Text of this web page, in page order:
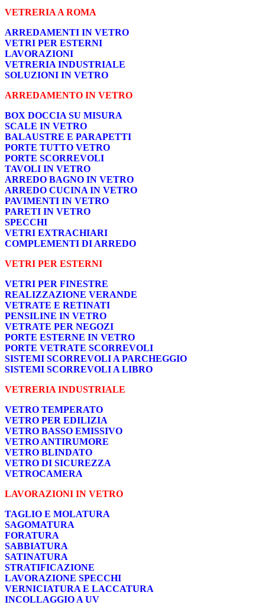
VETRERIA A ROMA
ARREDAMENTI IN VETRO
VETRI PER ESTERNI
LAVORAZIONI
VETRERIA INDUSTRIALE
SOLUZIONI IN VETRO
ARREDAMENTO IN VETRO
BOX DOCCIA SU MISURA
SCALE IN VETRO
BALAUSTRE E PARAPETTI
PORTE TUTTO VETRO
PORTE SCORREVOLI
TAVOLI IN VETRO
ARREDO BAGNO IN VETRO
ARREDO CUCINA IN VETRO
PAVIMENTI IN VETRO
PARETI IN VETRO
SPECCHI
VETRI EXTRACHIARI
COMPLEMENTI DI ARREDO
VETRI PER ESTERNI
VETRI PER FINESTRE
REALIZZAZIONE VERANDE
VETRATE E RETINATI
PENSILINE IN VETRO
VETRATE PER NEGOZI
PORTE ESTERNE IN VETRO
PORTE VETRATE SCORREVOLI
SISTEMI SCORREVOLI A PARCHEGGIO
SISTEMI SCORREVOLI A LIBRO
VETRERIA INDUSTRIALE
VETRO TEMPERATO
VETRO PER EDILIZIA
VETRO BASSO EMISSIVO
VETRO ANTIRUMORE
VETRO BLINDATO
VETRO DI SICUREZZA
VETROCAMERA
LAVORAZIONI IN VETRO
TAGLIO E MOLATURA
SAGOMATURA
FORATURA
SABBIATURA
SATINATURA
STRATIFICAZIONE
LAVORAZIONE SPECCHI
VERNICIATURA E LACCATURA
INCOLLAGGIO A UV